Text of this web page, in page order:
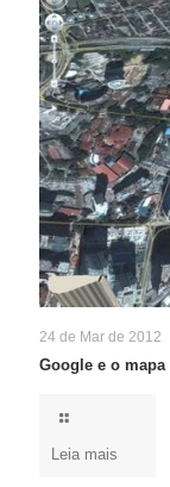
24 de Mar de 2012
Google e o
Leia mais